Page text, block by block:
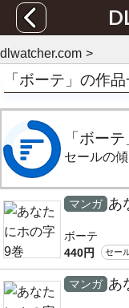
dlwatcher.com
「ボーテ」の作
「ボー
セールの
マンガ あ
ボーテ
440円
セー
マンガ あ